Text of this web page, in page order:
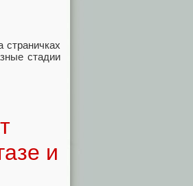
страничках
стадии
и